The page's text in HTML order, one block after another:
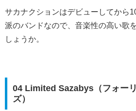
サカナクションはデビューしてから
派のバンドなので、音楽性の高い歌
しょうか。
04 Limited Sazabys（フォー
ズ）